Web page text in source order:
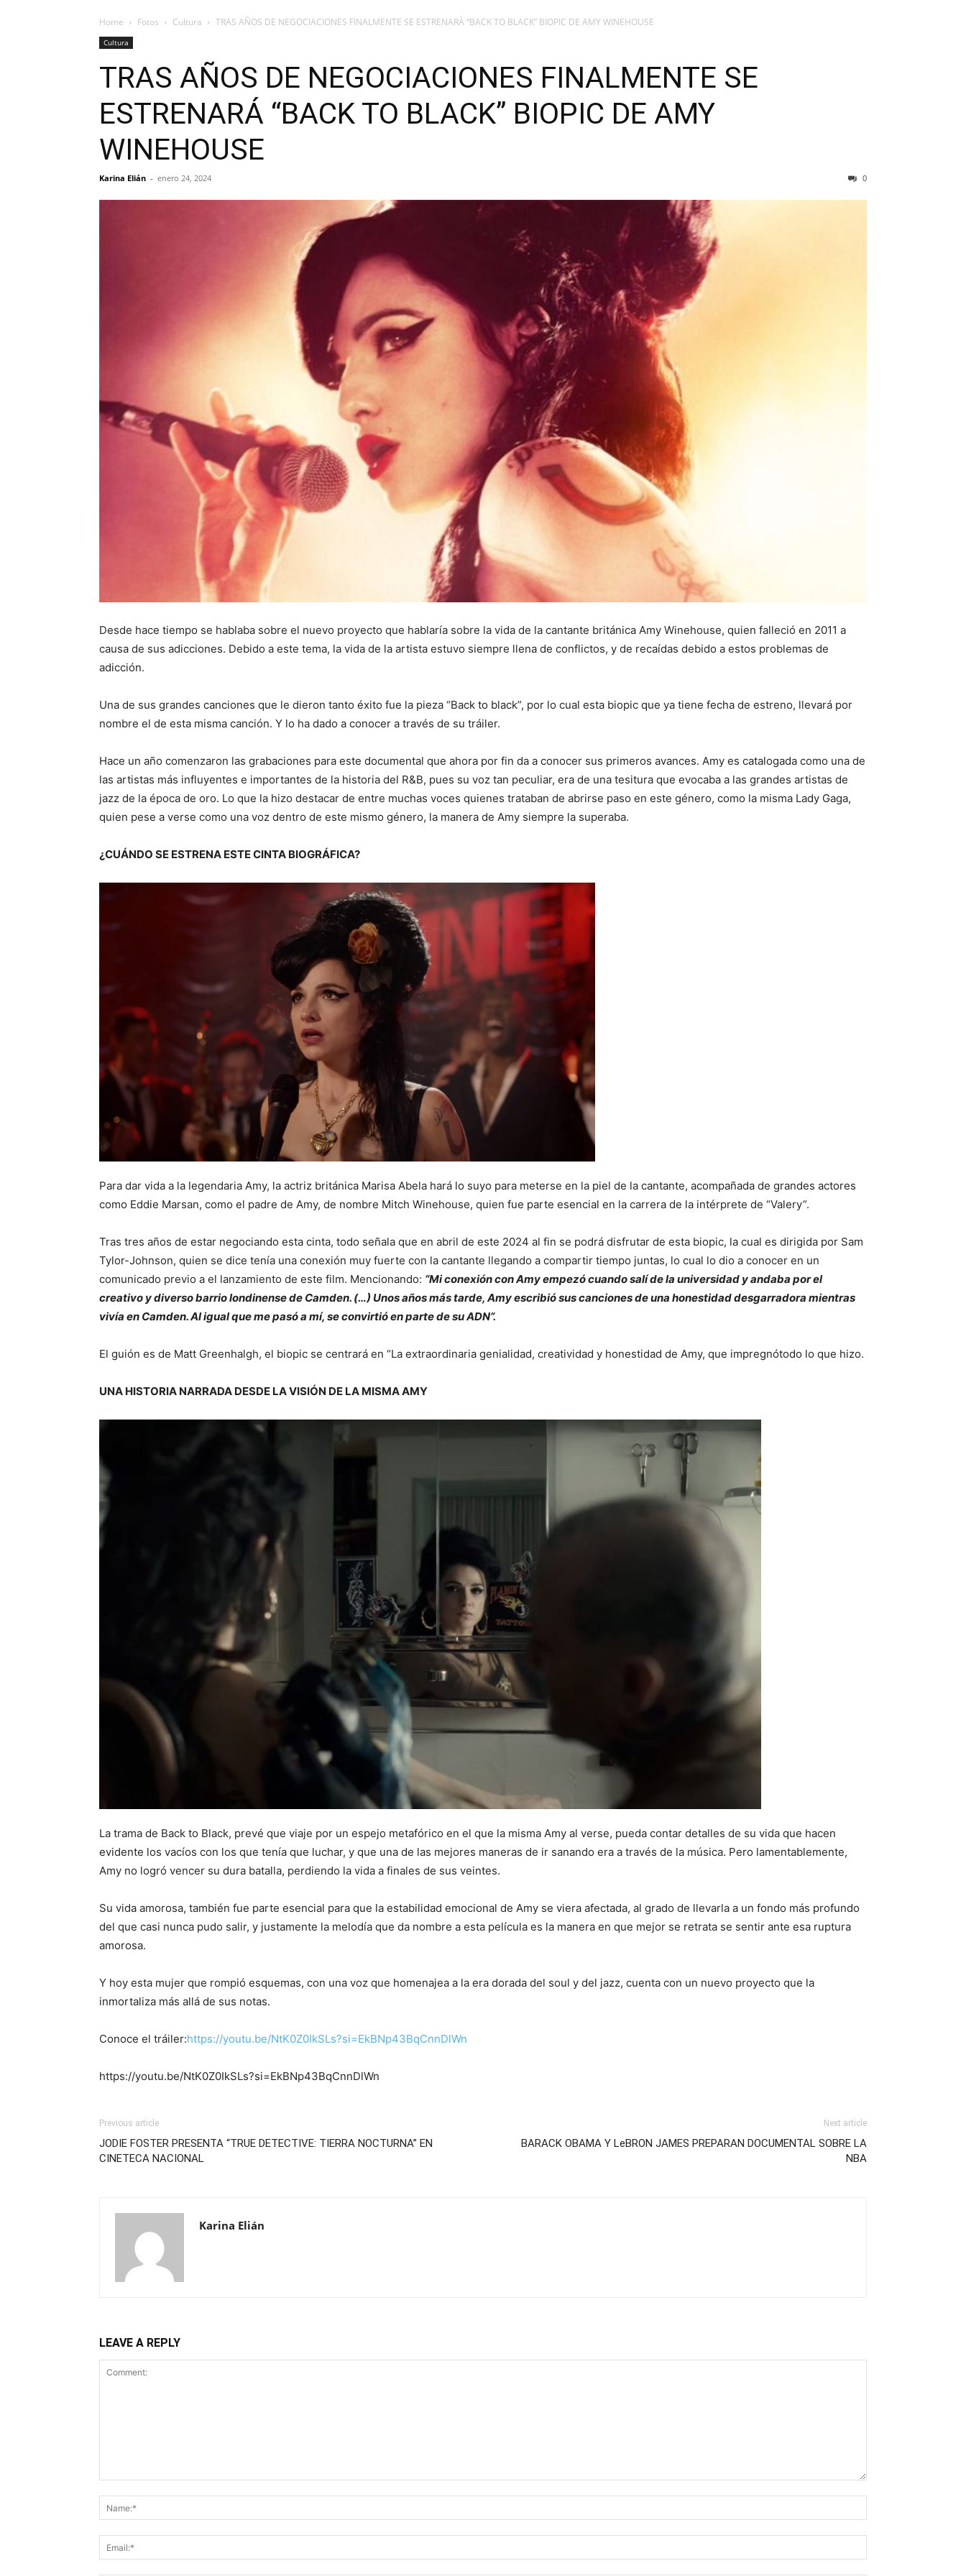
Home Fotos Cultura TRAS AÑOS DE NEGOCIACIONES FINALMENTE SE ESTRENARÁ “BACK TO BLACK” BIOPIC DE AMY WINEHOUSE
Cultura
TRAS AÑOS DE NEGOCIACIONES FINALMENTE SE
ESTRENARÁ “BACK TO BLACK” BIOPIC DE AMY
WINEHOUSE
Karina Elián - enero 24, 2024 0
Desde hace tiempo se hablaba sobre el nuevo proyecto que hablaría sobre la vida de la cantante británica Amy Winehouse, quien falleció en 2011 a
causa de sus adicciones. Debido a este tema, la vida de la artista estuvo siempre llena de conflictos, y de recaídas debido a estos problemas de
adicción.
Una de sus grandes canciones que le dieron tanto éxito fue la pieza “Back to black”, por lo cual esta biopic que ya tiene fecha de estreno, llevará por
nombre el de esta misma canción. Y lo ha dado a conocer a través de su tráiler.
Hace un año comenzaron las grabaciones para este documental que ahora por fin da a conocer sus primeros avances. Amy es catalogada como una de
las artistas más influyentes e importantes de la historia del R&B, pues su voz tan peculiar, era de una tesitura que evocaba a las grandes artistas de
jazz de la época de oro. Lo que la hizo destacar de entre muchas voces quienes trataban de abrirse paso en este género, como la misma Lady Gaga,
quien pese a verse como una voz dentro de este mismo género, la manera de Amy siempre la superaba.
¿CUÁNDO SE ESTRENA ESTE CINTA BIOGRÁFICA?
Para dar vida a la legendaria Amy, la actriz británica Marisa Abela hará lo suyo para meterse en la piel de la cantante, acompañada de grandes actores
como Eddie Marsan, como el padre de Amy, de nombre Mitch Winehouse, quien fue parte esencial en la carrera de la intérprete de “Valery”.
Tras tres años de estar negociando esta cinta, todo señala que en abril de este 2024 al fin se podrá disfrutar de esta biopic, la cual es dirigida por Sam
Tylor-Johnson, quien se dice tenía una conexión muy fuerte con la cantante llegando a compartir tiempo juntas, lo cual lo dio a conocer en un
comunicado previo a el lanzamiento de este film. Mencionando: “Mi conexión con Amy empezó cuando salí de la universidad y andaba por el
creativo y diverso barrio londinense de Camden. (…) Unos años más tarde, Amy escribió sus canciones de una honestidad desgarradora mientras
vivía en Camden. Al igual que me pasó a mí, se convirtió en parte de su ADN”.
El guión es de Matt Greenhalgh, el biopic se centrará en “La extraordinaria genialidad, creatividad y honestidad de Amy, que impregnótodo lo que hizo.
UNA HISTORIA NARRADA DESDE LA VISIÓN DE LA MISMA AMY
La trama de Back to Black, prevé que viaje por un espejo metafórico en el que la misma Amy al verse, pueda contar detalles de su vida que hacen
evidente los vacíos con los que tenía que luchar, y que una de las mejores maneras de ir sanando era a través de la música. Pero lamentablemente,
Amy no logró vencer su dura batalla, perdiendo la vida a finales de sus veintes.
Su vida amorosa, también fue parte esencial para que la estabilidad emocional de Amy se viera afectada, al grado de llevarla a un fondo más profundo
del que casi nunca pudo salir, y justamente la melodía que da nombre a esta película es la manera en que mejor se retrata se sentir ante esa ruptura
amorosa.
Y hoy esta mujer que rompió esquemas, con una voz que homenajea a la era dorada del soul y del jazz, cuenta con un nuevo proyecto que la
inmortaliza más allá de sus notas.
Conoce el tráiler:https://youtu.be/NtK0Z0IkSLs?si=EkBNp43BqCnnDlWn
https://youtu.be/NtK0Z0IkSLs?si=EkBNp43BqCnnDlWn
Previous article
JODIE FOSTER PRESENTA “TRUE DETECTIVE: TIERRA NOCTURNA” EN
CINETECA NACIONAL
Next article
BARACK OBAMA Y LeBRON JAMES PREPARAN DOCUMENTAL SOBRE LA
NBA
Karina Elián
LEAVE A REPLY